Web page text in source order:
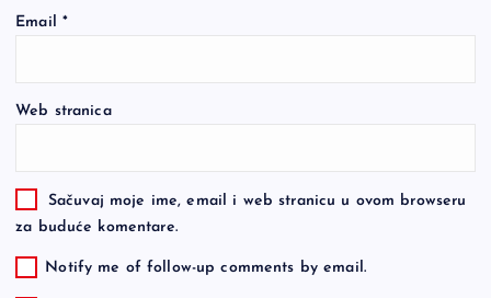
Email *
Web stranica
Sačuvaj moje ime, email i web stranicu u ovom browseru
za buduće komentare.
Notify me of follow-up comments by email.